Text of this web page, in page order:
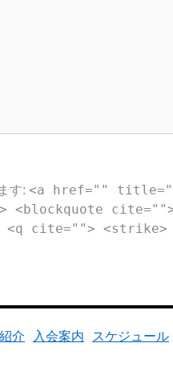
す: <a href=""
<blockquote
<q cite=""> <strike>
介 入会案内
スケジュール